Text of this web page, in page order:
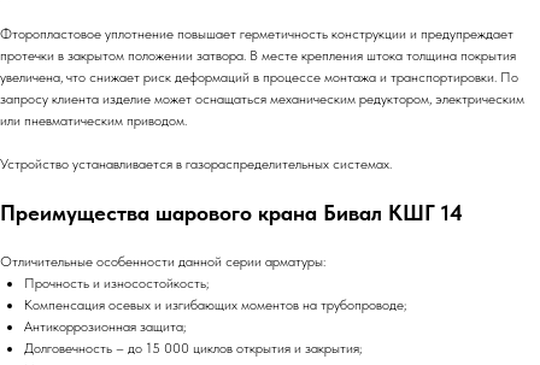
Фторопластовое уплотнение повышает герметичность конструкции и предупреждает
протечки в закрытом положении затвора. В месте крепления штока толщина покрытия
увеличена, что снижает риск деформаций в процессе монтажа и транспортировки. По
запросу клиента изделие может оснащаться механическим редуктором, электрическим
или пневматическим приводом.
Устройство устанавливается в газораспределительных системах.
Преимущества шарового крана Бивал КШГ 14
Отличительные особенности данной серии арматуры:
Прочность и износостойкость;
Компенсация осевых и изгибающих моментов на трубопроводе;
Антикоррозионная защита;
Долговечность – до 15 000 циклов открытия и закрытия;